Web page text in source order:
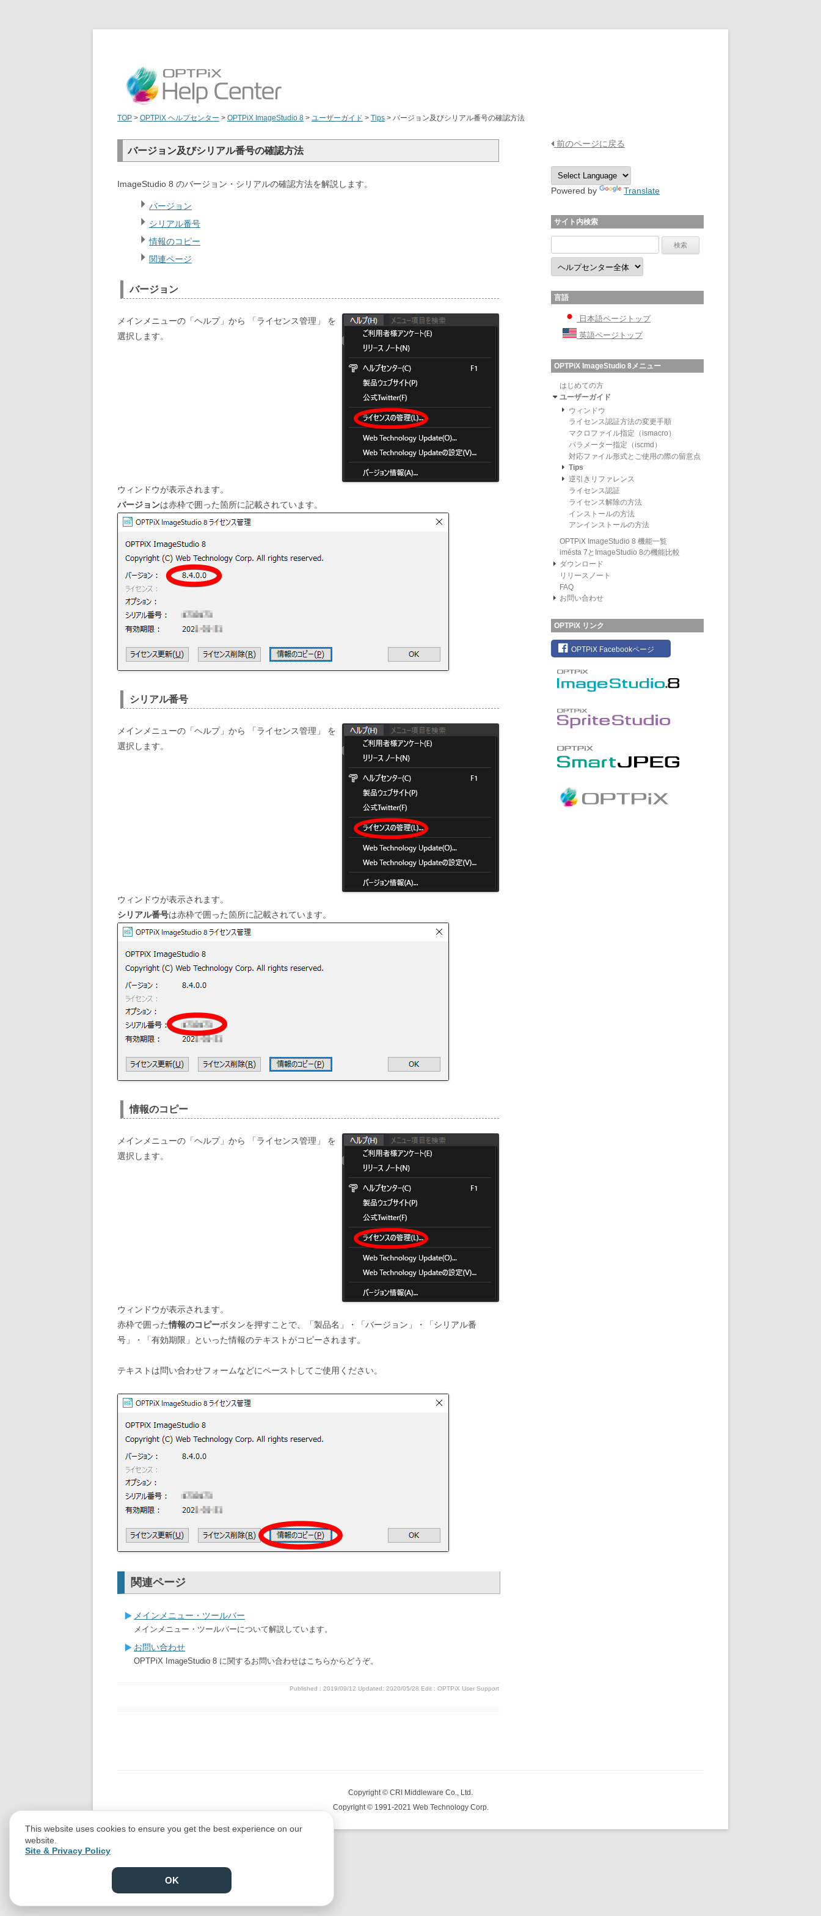
TOP > OPTPiX ヘルプセンター > OPTPiX ImageStudio 8 > ユーザーガイド > Tips > バージョン及びシリアル番号の確認方法
バージョン及びシリアル番号の確認方法
ImageStudio 8 のバージョン・シリアルの確認方法を解説します。
バージョン
シリアル番号
情報のコピー
関連ページ
バージョン
メインメニューの「ヘルプ」から 「ライセンス管理」 を
選択します。
ウィンドウが表示されます。
バージョンは赤枠で囲った箇所に記載されています。
シリアル番号
メインメニューの「ヘルプ」から 「ライセンス管理」 を
選択します。
ウィンドウが表示されます。
シリアル番号は赤枠で囲った箇所に記載されています。
情報のコピー
メインメニューの「ヘルプ」から 「ライセンス管理」 を
選択します。
ウィンドウが表示されます。
赤枠で囲った情報のコピーボタンを押すことで、「製品名」・「バージョン」・「シリアル番
号」・「有効期限」といった情報のテキストがコピーされます。
テキストは問い合わせフォームなどにペーストしてご使用ください。
関連ページ
メインメニュー・ツールバー
メインメニュー・ツールバーについて解説しています。
お問い合わせ
OPTPiX ImageStudio 8 に関するお問い合わせはこちらからどうぞ。
Published : 2019/09/12 Updated: 2020/05/28 Edit : OPTPiX User Support
前のページに戻る
Powered by Translate
サイト内検索
言語
日本語ページトップ
英語ページトップ
OPTPiX ImageStudio 8メニュー
はじめての方
ユーザーガイド
ウィンドウ
ライセンス認証方法の変更手順
マクロファイル指定（ismacro）
パラメーター指定（iscmd）
対応ファイル形式とご使用の際の留意点
Tips
逆引きリファレンス
ライセンス認証
ライセンス解除の方法
インストールの方法
アンインストールの方法
OPTPiX ImageStudio 8 機能一覧
imésta 7とImageStudio 8の機能比較
ダウンロード
リリースノート
FAQ
お問い合わせ
OPTPiX リンク
OPTPiX Facebookページ
Copyright © CRI Middleware Co., Ltd.
Copyright © 1991-2021 Web Technology Corp.
This website uses cookies to ensure you get the best experience on our
website.
Site & Privacy Policy
OK